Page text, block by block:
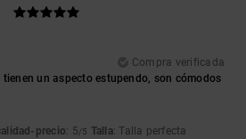
Compra verificada
un aspecto estupendo, son cómodos
precio: 5/5 Talla: Talla perfecta